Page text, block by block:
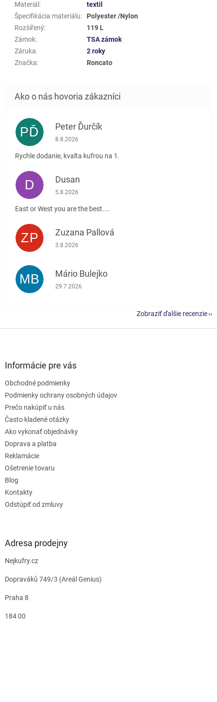
Materiál :
textil
Špecifikácia materiálu:
Polyester /Nylon
Rozšířený:
119 L
Zámok:
TSA zámok
Záruka:
2 roky
Značka: Roncato
PĎ Peter Ďurčík
Hodnotenie obchodu je 5 z 5 hviezdičiek.
8.8.2026
Rychle dodanie, kvalta kufrou na 1.
D Dusan
Hodnotenie obchodu je 5 z 5 hviezdičiek.
5.8.2026
East or West you are the best....
ZP Zuzana Pallová
Hodnotenie obchodu je 5 z 5 hviezdičiek.
3.8.2026
MB Mário Bulejko
Hodnotenie obchodu je 5 z 5 hviezdičiek.
29.7.2026
Zobraziť ďalšie recenzie
Informácie pre vás
Obchodné podmienky
Podmienky ochrany osobných údajov
Prečo nakúpiť u nás
Často kladené otázky
Ako vykonať objednávky
Doprava a platba
Reklamácie
Ošetrenie tovaru
Blog
Kontakty
Odstúpiť od zmluvy
Adresa prodejny
Nejkufry.cz
Dopraváků 749/3 (Areál Genius)
Praha 8
184 00